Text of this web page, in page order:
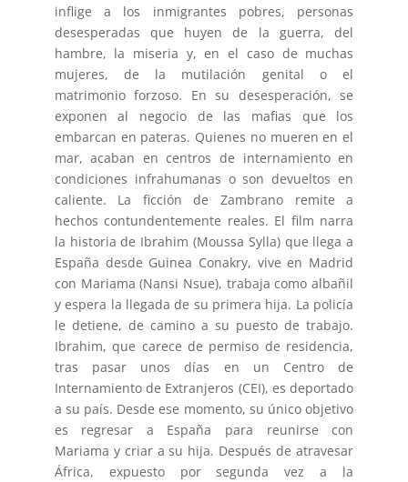
inflige a los inmigrantes pobres, personas
desesperadas que huyen de la guerra, del
hambre, la miseria y, en el caso de muchas
mujeres, de la mutilación genital o el
matrimonio forzoso. En su desesperación, se
exponen al negocio de las mafias que los
embarcan en pateras. Quienes no mueren en el
mar, acaban en centros de internamiento en
condiciones infrahumanas o son devueltos en
caliente. La ficción de Zambrano remite a
hechos contundentemente reales. El film narra
la historia de Ibrahim (Moussa Sylla) que llega a
España desde Guinea Conakry, vive en Madrid
con Mariama (Nansi Nsue), trabaja como albañil
y espera la llegada de su primera hija. La policía
le detiene, de camino a su puesto de trabajo.
Ibrahim, que carece de permiso de residencia,
tras pasar unos días en un Centro de
Internamiento de Extranjeros (CEI), es deportado
a su país. Desde ese momento, su único objetivo
es regresar a España para reunirse con
Mariama y criar a su hija. Después de atravesar
África, expuesto por segunda vez a la